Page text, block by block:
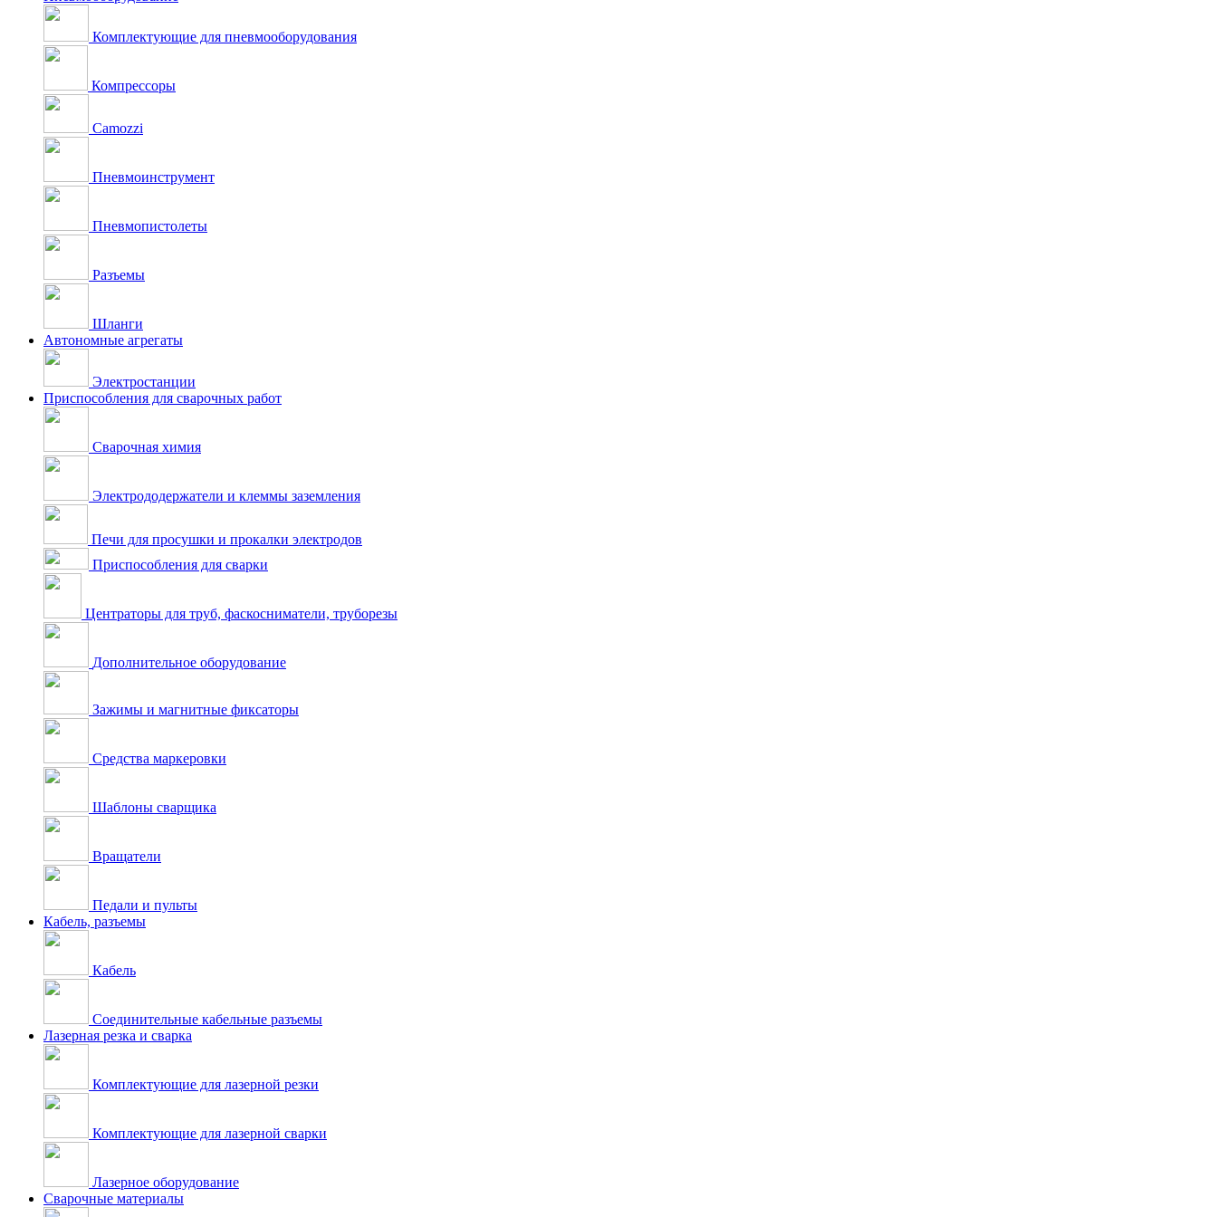
Комплектующие для пневмооборудования
Компрессоры
Camozzi
Пневмоинструмент
Пневмопистолеты
Разъемы
Шланги
Автономные агрегаты
Электростанции
Приспособления для сварочных работ
Сварочная химия
Электрододержатели и клеммы заземления
Печи для просушки и прокалки электродов
Приспособления для сварки
Центраторы для труб, фаскосниматели, труборезы
Дополнительное оборудование
Зажимы и магнитные фиксаторы
Средства маркеровки
Шаблоны сварщика
Вращатели
Педали и пульты
Кабель, разъемы
Кабель
Соединительные кабельные разъемы
Лазерная резка и сварка
Комплектующие для лазерной резки
Комплектующие для лазерной сварки
Лазерное оборудование
Сварочные материалы